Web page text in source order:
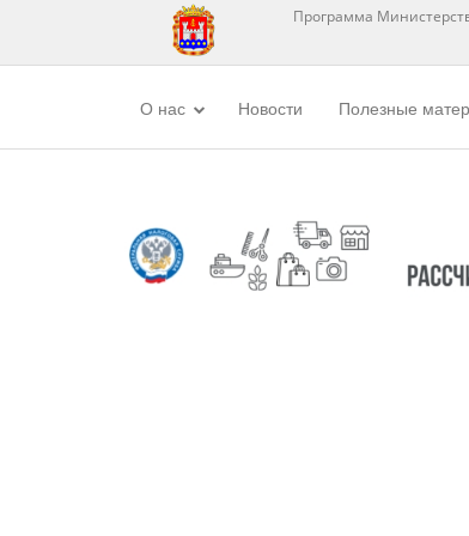
Программа
О нас Новости Полезные